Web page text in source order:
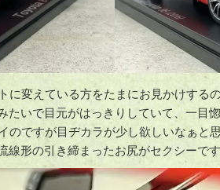
に変えている方をたまにお見かけする
たいで目元がはっきりしていて、一目
のですが目ヂカラが少し欲しいなぁと
線形の引き締まったお尻がセクシーです